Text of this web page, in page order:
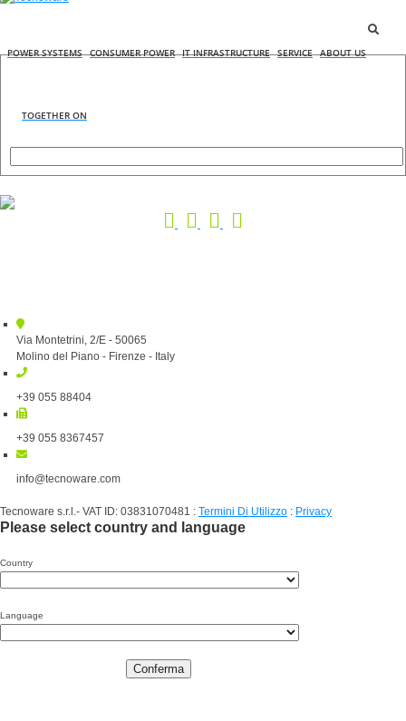
POWER SYSTEMS CONSUMER POWER IT INFRASTRUCTURE SERVICE ABOUT US
TOGETHER ON
Via Montetrini, 2/E - 50065
Molino del Piano - Firenze - Italy
+39 055 88404
+39 055 8367457
info@tecnoware.com
Tecnoware s.r.l.- VAT ID: 03831070481 : Termini Di Utilizzo : Privacy
Please select country and language
Country
Language
Conferma